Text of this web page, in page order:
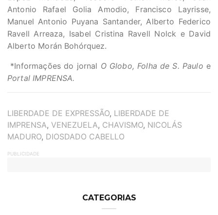
Antonio Rafael Golia Amodio, Francisco Layrisse,
Manuel Antonio Puyana Santander, Alberto Federico
Ravell Arreaza, Isabel Cristina Ravell Nolck e David
Alberto Morán Bohórquez.
*Informações do jornal O Globo, Folha de S. Paulo e
Portal IMPRENSA.
TAGS
LIBERDADE DE EXPRESSÃO, LIBERDADE DE
IMPRENSA, VENEZUELA, CHAVISMO, NICOLÁS
MADURO, DIOSDADO CABELLO
PUBLICIDADE
CATEGORIAS